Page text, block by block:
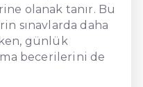
olanak tanır. Bu
sınavlarda daha
günlük
becerilerini de